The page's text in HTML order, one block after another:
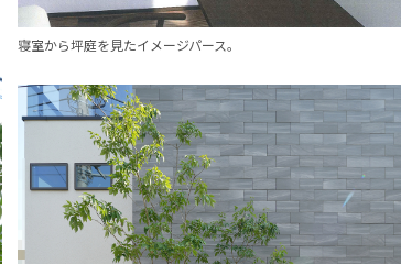
寝室から坪庭を見たイメージパース。